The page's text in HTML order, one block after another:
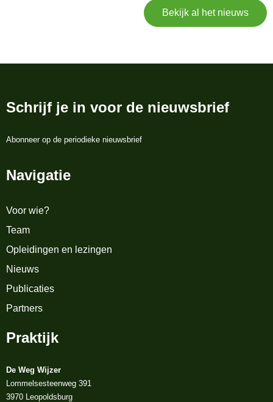
Bekijk al het nieuws
Schrijf je in voor de nieuwsbrief
Abonneer op de periodieke nieuwsbrief
Navigatie
Voor wie?
Team
Opleidingen en lezingen
Nieuws
Publicaties
Partners
Praktijk
De Weg Wijzer
Lommelsesteenweg 391
3970 Leopoldsburg